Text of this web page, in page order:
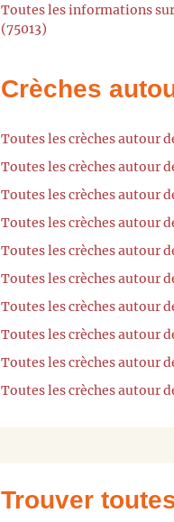
Toutes les informations
(75013)
Crèches
Toutes les crèches autour
Toutes les crèches autour
Toutes les crèches autour
Toutes les crèches autour
Toutes les crèches autour
Toutes les crèches autour
Toutes les crèches autour
Toutes les crèches autour
Toutes les crèches autour
Toutes les crèches autour
Trouver